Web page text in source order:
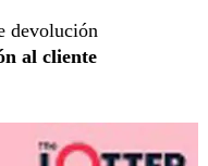
devolución
al cliente